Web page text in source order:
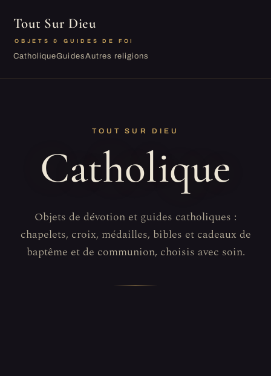
Tout Sur Dieu
OBJETS & GUIDES DE FOI
CatholiqueGuidesAutres religions
TOUT SUR DIEU
Catholique
Objets de dévotion et guides catholiques :
chapelets, croix, médailles, bibles et cadeaux de
baptême et de communion, choisis avec soin.